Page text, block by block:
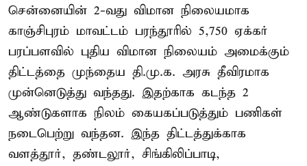
சென்னையின் 2-வது விமான நிலையமாக
காஞ்சிபுரம் மாவட்டம் பரந்தூரில் 5,750 ஏக்கர்
பரப்பளவில் புதிய விமான நிலையம் அமைக்கும்
திட்டத்தை முந்தைய தி.மு.க. அரசு தீவிரமாக
முன்னெடுத்து வந்தது. இதற்காக கடந்த 2
ஆண்டுகளாக நிலம் கையகப்படுத்தும் பணிகள்
நடைபெற்று வந்தன. இந்த திட்டத்துக்காக
வளத்தூர், தண்டலூர், சிங்கிலிப்பாடி,